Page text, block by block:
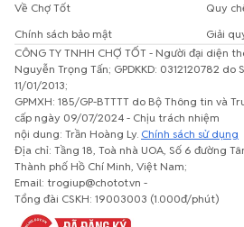
Về Chợ Tốt
Quy
Chính sách bảo mật
Giải
CÔNG TY TNHH CHỢ TỐT - Người đại diện
Nguyễn Trọng Tấn; GPDKKD: 0312120782 do
11/01/2013;
GPMXH: 185/GP-BTTTT do Bộ Thông tin và
cấp ngày 09/07/2024 - Chịu trách nhiệm
nội dung: Trần Hoàng Ly. Chính sách sử dụng
Địa chỉ: Tầng 18, Toà nhà UOA, Số 6 đường
Thành phố Hồ Chí Minh, Việt Nam;
Email: trogiup@chotot.vn -
Tổng đài CSKH: 19003003 (1.000đ/phút)